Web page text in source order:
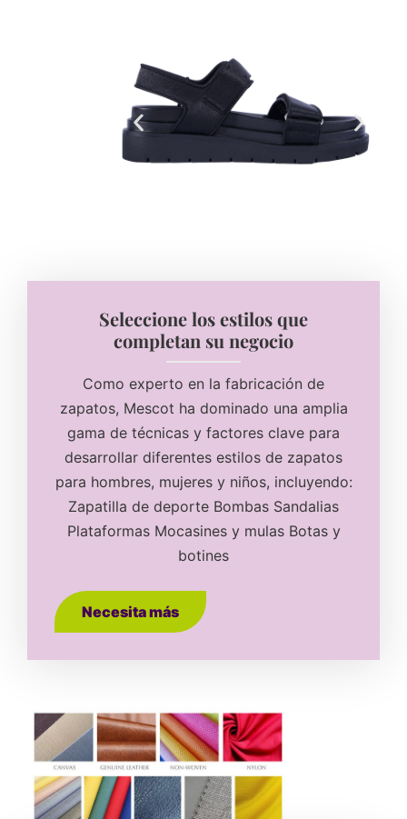
Seleccione los estilos que
completan su negocio
Como experto en la fabricación de
zapatos, Mescot ha dominado una amplia
gama de técnicas y factores clave para
desarrollar diferentes estilos de zapatos
para hombres, mujeres y niños, incluyendo:
Zapatilla de deporte Bombas Sandalias
Plataformas Mocasines y mulas Botas y
botines
Necesita más